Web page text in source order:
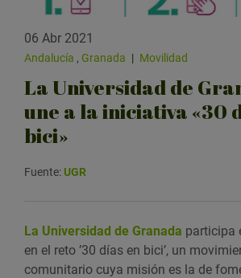
06 Abr 2021
Andalucía , Granada | Movilidad
La Universidad de
une a la iniciativa «30
bici»
Fuente:UGR
La Universidad de Granada participa
en el reto ’30 días en bici’, un
comunitario cuya misión es la de